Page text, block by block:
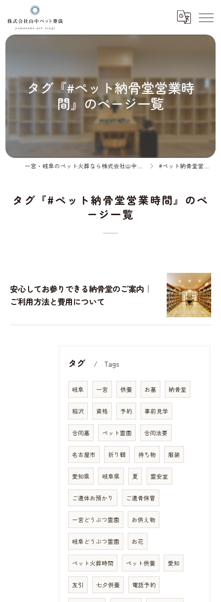
タグ『#ペット納骨堂営業時
間』のページ一覧
#ペット納骨堂営業時間
タグ『#ペット納骨堂営業時間』のペ
ージ一覧
安心してお参りできる納骨堂のご案内｜
ご利用方法と費用について
タグ Tags
岐阜 一宮 供養 お墓 納骨堂
稲沢 資格 予約 事前見学
合同墓 ペット霊園 合同法要
名古屋市 折り鶴 持ち物 服装
愛知県 岐阜県 夏 霊安室
ご遺体お預かり ご遺骨保管
一宮どうぶつ霊園 お供え物
岐阜どうぶつ霊園 お花
ペット火葬時間 ペット供養 愛知
友引 七夕供養 電話予約